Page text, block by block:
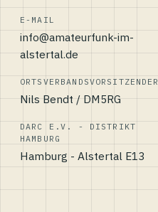
E-MAIL
info@amateurfunk-im-
alstertal.de
ORTSVERBANDSVORSITZENDER
Nils Bendt / DM5RG
DARC E.V. - DISTRIKT
HAMBURG
Hamburg - Alstertal E13